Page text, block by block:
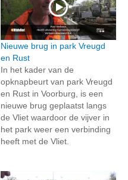
Nieuwe brug in park Vreugd
en Rust
In het kader van de
opknapbeurt van park Vreugd
en Rust in Voorburg, is een
nieuwe brug geplaatst langs
de Vliet waardoor de vijver in
het park weer een verbinding
heeft met de Vliet.